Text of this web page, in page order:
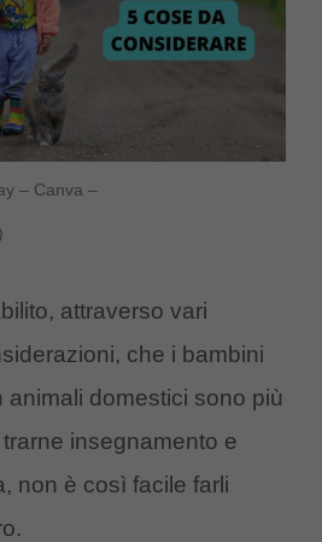
– Canva –
attraverso vari
che i bambini
domestici sono più
insegnamento e
non è così facile farli